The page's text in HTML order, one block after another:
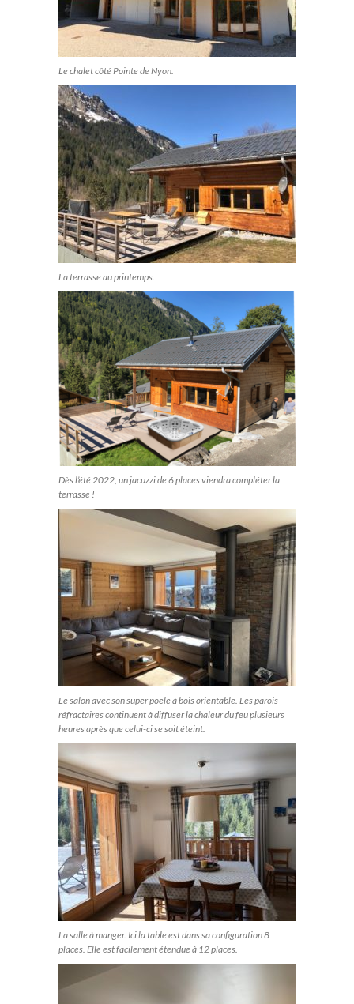
Le chalet côté Pointe de Nyon.
La terrasse au printemps.
Dès l’été 2022, un jacuzzi de 6 places viendra compléter la
terrasse !
Le salon avec son super poële à bois orientable. Les parois
réfractaires continuent à diffuser la chaleur du feu plusieurs
heures après que celui-ci se soit éteint.
La salle à manger. Ici la table est dans sa configuration 8
places. Elle est facilement étendue à 12 places.